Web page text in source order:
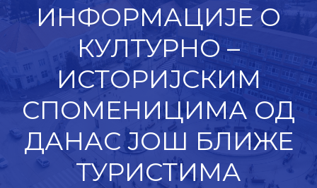
ИНФОРМАЦИЈЕ О
КУЛТУРНО –
ИСТОРИЈСКИМ
СПОМЕНИЦИМА ОД
ДАНАС ЈОШ БЛИЖЕ
ТУРИСТИМА